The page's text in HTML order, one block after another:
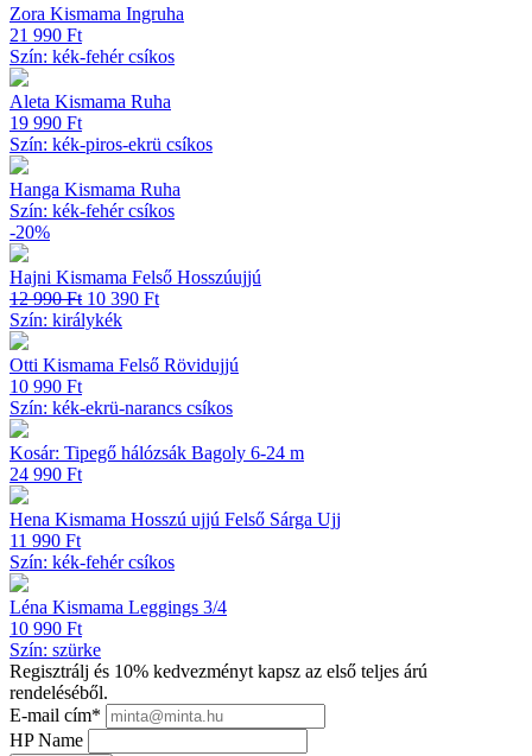
Zora Kismama Ingruha
21 990 Ft
Szín: kék-fehér csíkos
Aleta Kismama Ruha
19 990 Ft
Szín: kék-piros-ekrü csíkos
Hanga Kismama Ruha
Szín: kék-fehér csíkos
-20%
Hajni Kismama Felső Hosszúujjú
12 990Ft Original
price
12 990 Ft.
10 390 FtCurrent
10 390 Ft.
Szín: királykék
Otti Kismama Felső Rövidujjú
10 990 Ft
Szín: kék-ekrü-narancs csíkos
Kosár: Tipegő hálózsák Bagoly 6-24 m
24 990 Ft
Hena Kismama Hosszú ujjú Felső Sárga Ujj
11 990 Ft
Szín: kék-fehér csíkos
Léna Kismama Leggings 3/4
10 990 Ft
Szín: szürke
Regisztrálj és 10% kedvezményt kapsz az első teljes árú
rendeléséből.
E-mail cím*
HP Name